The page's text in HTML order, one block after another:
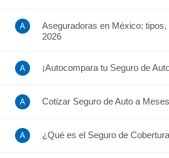
Aseguradoras en México:
2026
¡Autocompara tu Seguro de
Cotizar Seguro de Auto a
¿Qué es el Seguro de